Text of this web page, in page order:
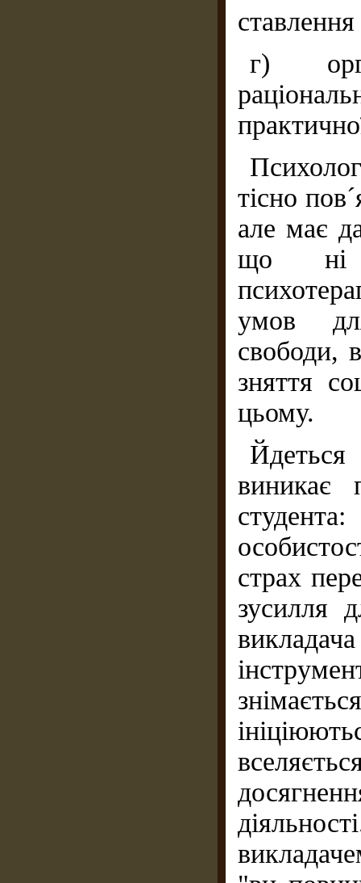
г)
тісно
але має
що ні
умов
свободи,
зняття
цьому.
виникає
страх
зусилля